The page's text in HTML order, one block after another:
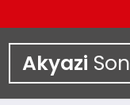
Akyazi